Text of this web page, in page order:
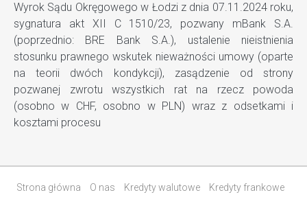
Wyrok Sądu Okręgowego w Łodzi z dnia 07.11.2024 roku,
sygnatura akt XII C 1510/23, pozwany mBank S.A.
(poprzednio: BRE Bank S.A.), ustalenie nieistnienia
stosunku prawnego wskutek nieważności umowy (oparte
na teorii dwóch kondykcji), zasądzenie od strony
pozwanej zwrotu wszystkich rat na rzecz powoda
(osobno w CHF, osobno w PLN) wraz z odsetkami i
kosztami procesu
Strona główna O nas Kredyty walutowe
Kredyty frankowe